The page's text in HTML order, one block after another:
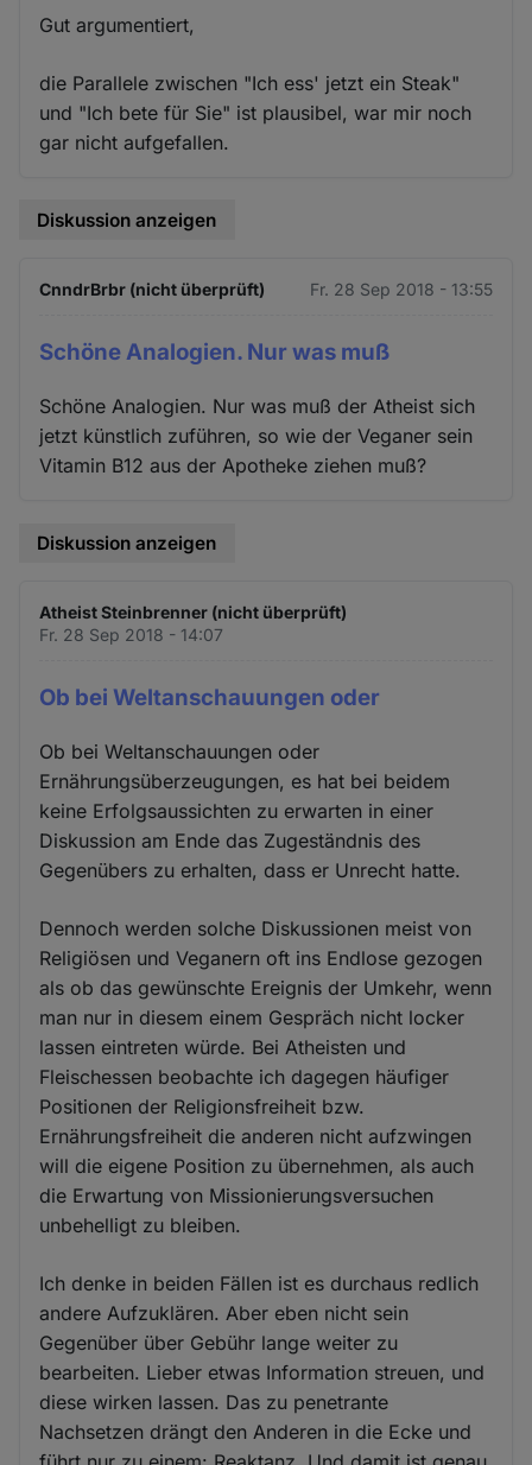
Gut argumentiert,
die Parallele zwischen "Ich ess' jetzt ein Steak"
und "Ich bete für Sie" ist plausibel, war mir noch
gar nicht aufgefallen.
Diskussion anzeigen
CnndrBrbr (nicht überprüft) Fr. 28 Sep 2018 - 13:55
Schöne Analogien. Nur was muß
Schöne Analogien. Nur was muß der Atheist sich
jetzt künstlich zuführen, so wie der Veganer sein
Vitamin B12 aus der Apotheke ziehen muß?
Diskussion anzeigen
Atheist Steinbrenner (nicht überprüft)
Fr. 28 Sep 2018 - 14:07
Ob bei Weltanschauungen oder
Ob bei Weltanschauungen oder
Ernährungsüberzeugungen, es hat bei beidem
keine Erfolgsaussichten zu erwarten in einer
Diskussion am Ende das Zugeständnis des
Gegenübers zu erhalten, dass er Unrecht hatte.
Dennoch werden solche Diskussionen meist von
Religiösen und Veganern oft ins Endlose gezogen
als ob das gewünschte Ereignis der Umkehr, wenn
man nur in diesem einem Gespräch nicht locker
lassen eintreten würde. Bei Atheisten und
Fleischessen beobachte ich dagegen häufiger
Positionen der Religionsfreiheit bzw.
Ernährungsfreiheit die anderen nicht aufzwingen
will die eigene Position zu übernehmen, als auch
die Erwartung von Missionierungsversuchen
unbehelligt zu bleiben.
Ich denke in beiden Fällen ist es durchaus redlich
andere Aufzuklären. Aber eben nicht sein
Gegenüber über Gebühr lange weiter zu
bearbeiten. Lieber etwas Information streuen, und
diese wirken lassen. Das zu penetrante
Nachsetzen drängt den Anderen in die Ecke und